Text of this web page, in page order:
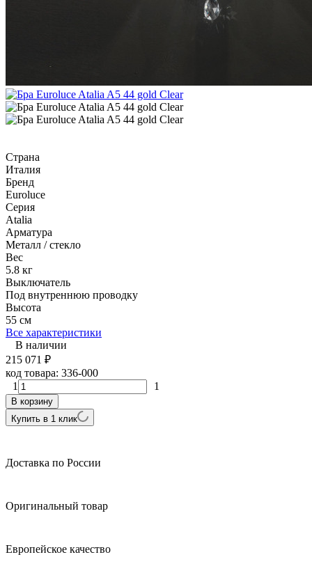
Страна
Италия
Бренд
Euroluce
Серия
Atalia
Арматура
Металл / стекло
Вес
5.8 кг
Выключатель
Под внутреннюю проводку
Высота
55 см
Все характеристики
В наличии
215 071 ₽
код товара: 336-000
1
1
В корзину
Купить в 1 клик
Доставка по России
Оригинальный товар
Европейское качество